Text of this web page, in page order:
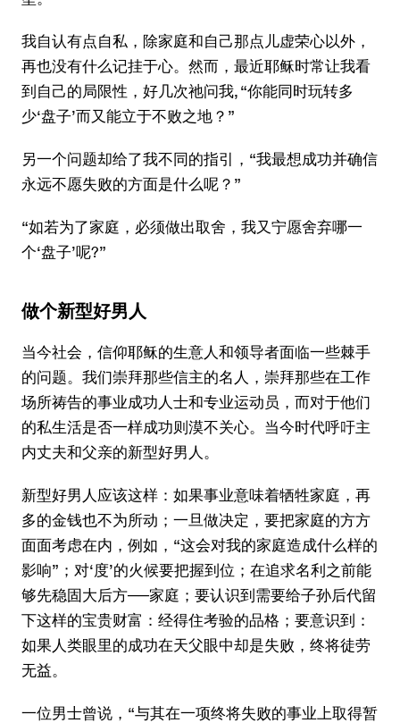
我自认有点自私，除家庭和自己那点儿虚荣心以外，
再也没有什么记挂于心。然而，最近耶稣时常让我看
到自己的局限性，好几次祂问我, “你能同时玩转多
少‘盘子’而又能立于不败之地？”
另一个问题却给了我不同的指引，“我最想成功并确信
永远不愿失败的方面是什么呢？”
“如若为了家庭，必须做出取舍，我又宁愿舍弃哪一
个‘盘子’呢?”
做个新型好男人
当今社会，信仰耶稣的生意人和领导者面临一些棘手
的问题。我们崇拜那些信主的名人，崇拜那些在工作
场所祷告的事业成功人士和专业运动员，而对于他们
的私生活是否一样成功则漠不关心。当今时代呼吁主
内丈夫和父亲的新型好男人。
新型好男人应该这样：如果事业意味着牺牲家庭，再
多的金钱也不为所动；一旦做决定，要把家庭的方方
面面考虑在内，例如，“这会对我的家庭造成什么样的
影响”；对‘度’的火候要把握到位；在追求名利之前能
够先稳固大后方──家庭；要认识到需要给子孙后代留
下这样的宝贵财富：经得住考验的品格；要意识到：
如果人类眼里的成功在天父眼中却是失败，终将徒劳
无益。
一位男士曾说，“与其在一项终将失败的事业上取得暂